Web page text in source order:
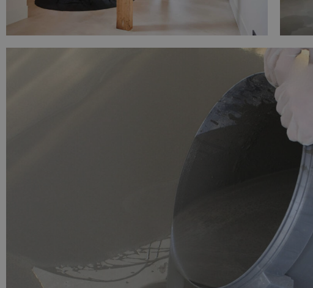
Impregneer snel
EPOXY
Gietvloer
Gietvloer
Toplaag
Toplaag
Budget